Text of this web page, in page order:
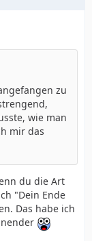
zu
wie man
mir das
du die Art
"Dein Ende
Das habe ich